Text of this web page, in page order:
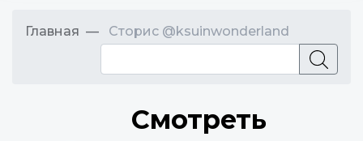
Главная Сторис @ksuinwonderland
Смотреть